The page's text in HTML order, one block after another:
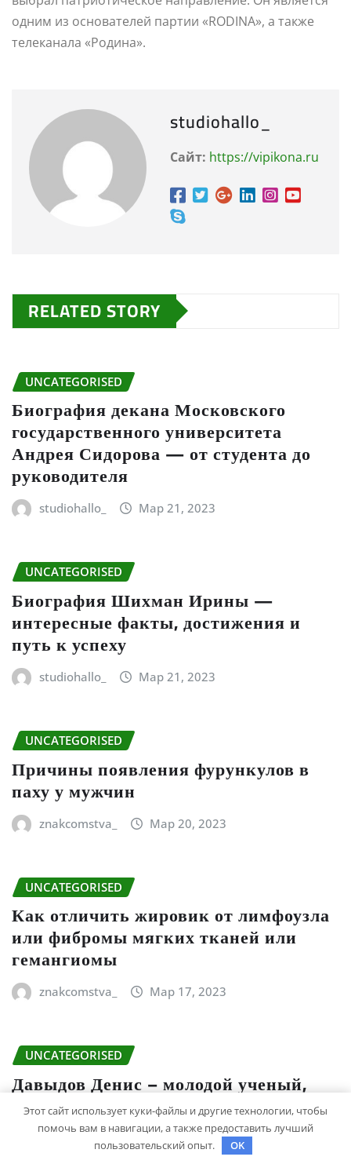
одним из основателей партии «RODINA», а также
телеканала «Родина».
studiohallo_
Сайт: https://vipikona.ru
RELATED STORY
UNCATEGORISED
Биография декана Московского
государственного университета
Андрея Сидорова — от студента до
руководителя
studiohallo_ Мар 21, 2023
UNCATEGORISED
Биография Шихман Ирины —
интересные факты, достижения и
путь к успеху
studiohallo_ Мар 21, 2023
UNCATEGORISED
Причины появления фурункулов в
паху у мужчин
znakcomstva_ Мар 20, 2023
UNCATEGORISED
Как отличить жировик от лимфоузла
или фибромы мягких тканей или
гемангиомы
znakcomstva_ Мар 17, 2023
UNCATEGORISED
Давыдов Денис – молодой ученый,
чей вклад исследованиями в области
науки о материалах превзошел
ожидания, открывая новые
Этот сайт использует куки-файлы и другие технологии, чтобы
помочь вам в навигации, а также предоставить лучший
пользовательский опыт.
OK